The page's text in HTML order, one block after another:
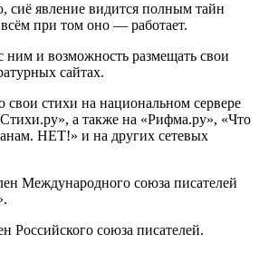
сиё явление видится полным тайн
при том оно — работает.
ним и возможность размещать свои
сайтах.
стихи на национальном сервере
а также на «Рифма.ру», «Что
НЕТ!» и на других сетевых
Международного союза писателей
Российского союза писателей.